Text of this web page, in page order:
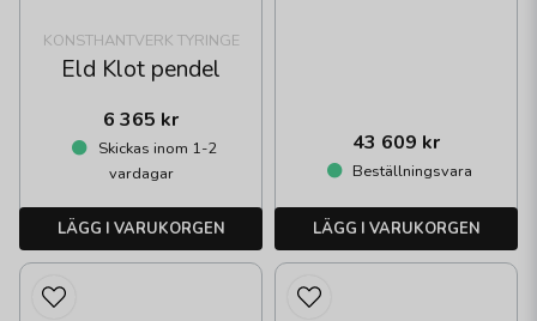
KONSTHANTVERK TYRINGE
Eld Klot pendel
6 365 kr
Skickas inom 1-2
vardagar
LÄGG I VARUKORGEN
43 609 kr
Beställningsvara
LÄGG I VARUKORGEN